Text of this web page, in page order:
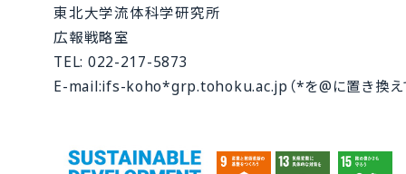
東北大学流体科学研究所
広報戦略室
TEL: 022-217-5873
E-mail:ifs-koho*grp.tohoku.ac.jp（*を@に置き換えて